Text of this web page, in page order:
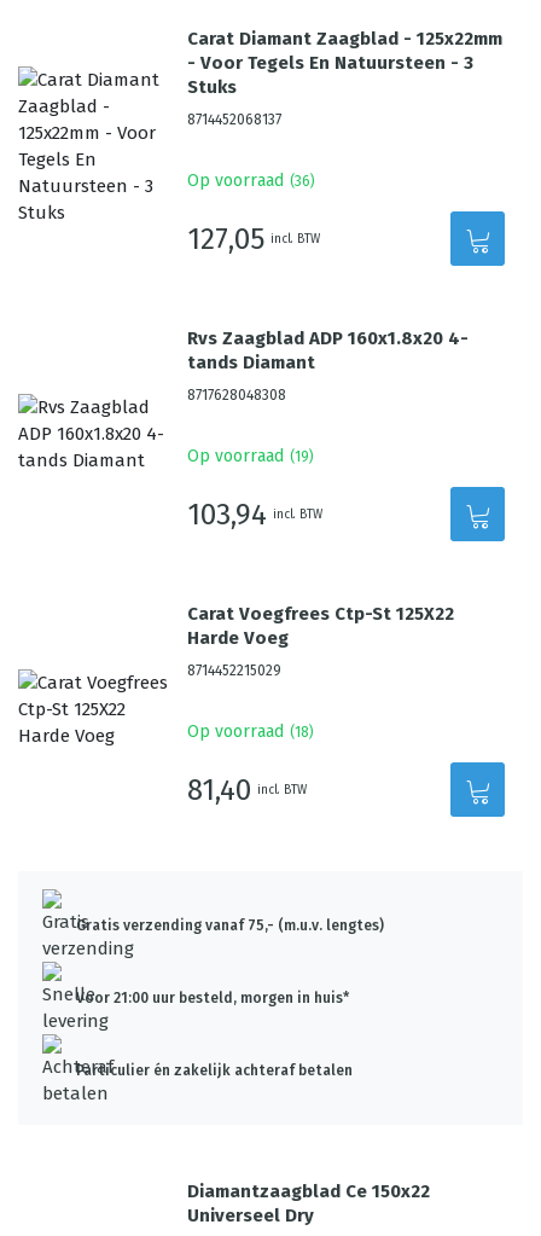
Carat Diamant Zaagblad - 125x22mm
- Voor Tegels En Natuursteen - 3
Stuks
8714452068137
Op voorraad (36)
127,05 incl. BTW
Rvs Zaagblad ADP 160x1.8x20 4-
tands Diamant
8717628048308
Op voorraad (19)
103,94 incl. BTW
Carat Voegfrees Ctp-St 125X22
Harde Voeg
8714452215029
Op voorraad (18)
81,40 incl. BTW
Gratis verzending vanaf 75,- (m.u.v. lengtes)
Voor 21:00 uur besteld, morgen in huis*
Particulier én zakelijk achteraf betalen
Diamantzaagblad Ce 150x22
Universeel Dry